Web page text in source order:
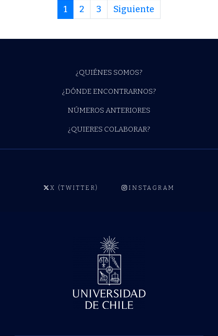
1 2 3 Siguiente
¿QUIÉNES SOMOS?
¿DÓNDE ENCONTRARNOS?
NÚMEROS ANTERIORES
¿QUIERES COLABORAR?
X (TWITTER) INSTAGRAM